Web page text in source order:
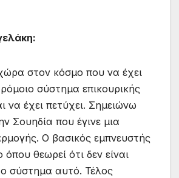
στον κόσμο που να έχει
σύστημα επικουρικής
να έχει πετύχει. Σημειώνω
Σουηδία που έγινε μια
Ο βασικός εμπνευστής
όπου θεωρεί ότι δεν είναι
σύστημα αυτό. Τέλος